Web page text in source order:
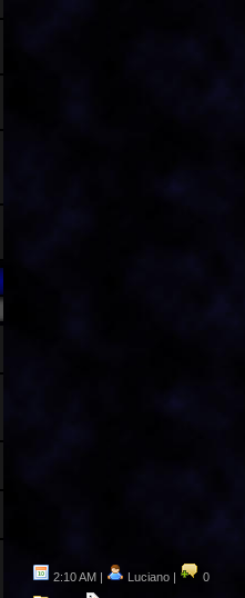
2:10 AM | Luciano | 0